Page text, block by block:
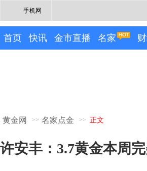
手机网
首页 快讯 金市直播 名家
黄金网 >> 名家点金 >> 正文
许安丰：3.7黄金本周